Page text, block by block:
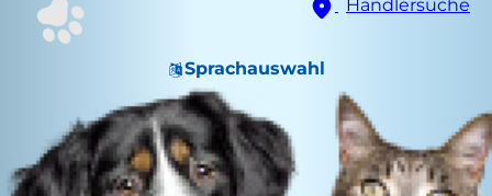
Händlersuche
Sprachauswahl